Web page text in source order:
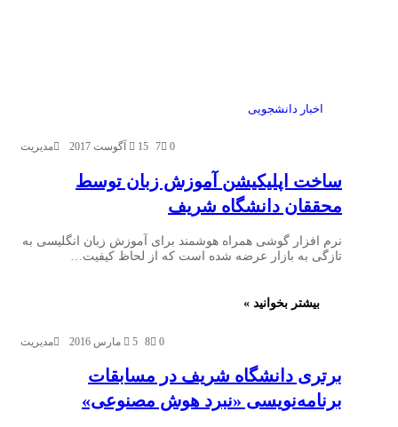
اخبار دانشجویی
مدیریت 15 آگوست 2017 0
7
ساخت اپلیکیشن آموزش زبان توسط
محققان دانشگاه شریف
نرم افزار گوشی همراه هوشمند برای آموزش زبان انگلیسی به
تازگی به بازار عرضه شده است که از لحاظ کیفیت…
بیشتر بخوانید »
مدیریت 5 مارس 2016 0
8
برتری دانشگاه شریف در مسابقات
برنامه‌نویسی «نبرد هوش مصنوعی»